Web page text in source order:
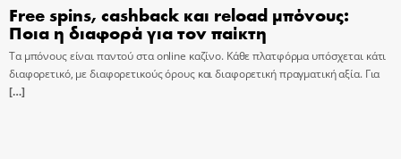
Free spins, cashback και reload μπόνους:
Ποια η διαφορά για τον παίκτη
Τα μπόνους είναι παντού στα online καζίνο. Κάθε πλατφόρμα υπόσχεται κάτι
διαφορετικό, με διαφορετικούς όρους και διαφορετική πραγματική αξία. Για
[…]